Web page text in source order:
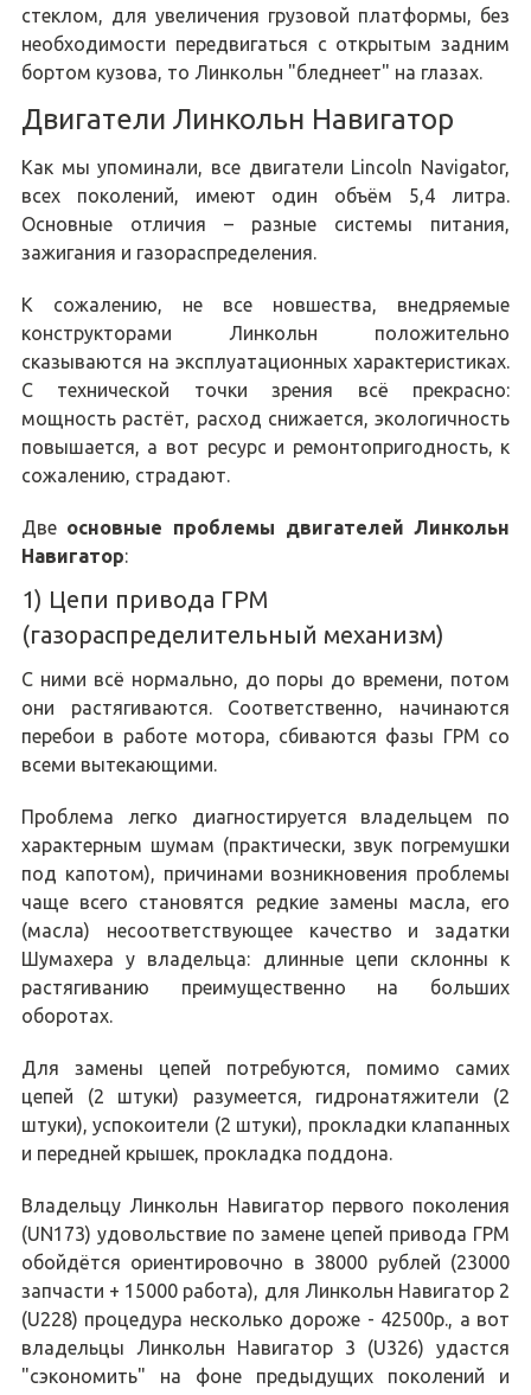
стеклом, для увеличения грузовой платформы, без
необходимости передвигаться с открытым задним
бортом кузова, то Линкольн "бледнеет" на глазах.
Двигатели Линкольн Навигатор
Как мы упоминали, все двигатели Lincoln Navigator,
всех поколений, имеют один объём 5,4 литра.
Основные отличия – разные системы питания,
зажигания и газораспределения.
К сожалению, не все новшества, внедряемые
конструкторами Линкольн положительно
сказываются на эксплуатационных характеристиках.
С технической точки зрения всё прекрасно:
мощность растёт, расход снижается, экологичность
повышается, а вот ресурс и ремонтопригодность, к
сожалению, страдают.
Две основные проблемы двигателей Линкольн
Навигатор:
1) Цепи привода ГРМ
(газораспределительный механизм)
С ними всё нормально, до поры до времени, потом
они растягиваются. Соответственно, начинаются
перебои в работе мотора, сбиваются фазы ГРМ со
всеми вытекающими.
Проблема легко диагностируется владельцем по
характерным шумам (практически, звук погремушки
под капотом), причинами возникновения проблемы
чаще всего становятся редкие замены масла, его
(масла) несоответствующее качество и задатки
Шумахера у владельца: длинные цепи склонны к
растягиванию преимущественно на больших
оборотах.
Для замены цепей потребуются, помимо самих
цепей (2 штуки) разумеется, гидронатяжители (2
штуки), успокоители (2 штуки), прокладки клапанных
и передней крышек, прокладка поддона.
Владельцу Линкольн Навигатор первого поколения
(UN173) удовольствие по замене цепей привода ГРМ
обойдётся ориентировочно в 38000 рублей (23000
запчасти + 15000 работа), для Линкольн Навигатор 2
(U228) процедура несколько дороже - 42500р., а вот
владельцы Линкольн Навигатор 3 (U326) удастся
"сэкономить" на фоне предыдущих поколений и